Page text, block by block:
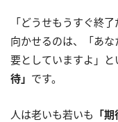
「どうせもうすぐ終
向かせるのは、「あ
要としていますよ」と
待」 です。
人は老いも若いも 「